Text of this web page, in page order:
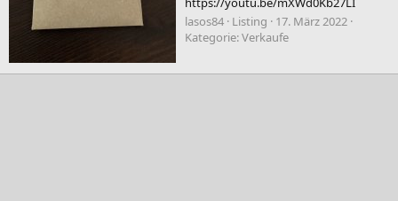
lasos84 Listing
17. März 2022
Kategorie:Verkaufe